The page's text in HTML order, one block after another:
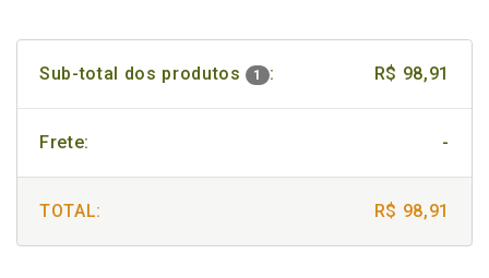
Sub-total dos produtos 1 : R$ 98,91
Frete: -
TOTAL: R$ 98,91